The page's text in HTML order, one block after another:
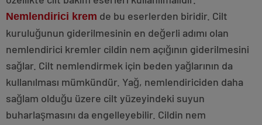
Nemlendirici krem de bu eserlerden biridir. Cilt
kuruluğunun giderilmesinin en değerli adımı olan
nemlendirici kremler cildin nem açığının giderilmesini
sağlar. Cilt nemlendirmek için beden yağlarının da
kullanılması mümkündür. Yağ, nemlendiriciden daha
sağlam olduğu üzere cilt yüzeyindeki suyun
buharlaşmasını da engelleyebilir. Cildin nem